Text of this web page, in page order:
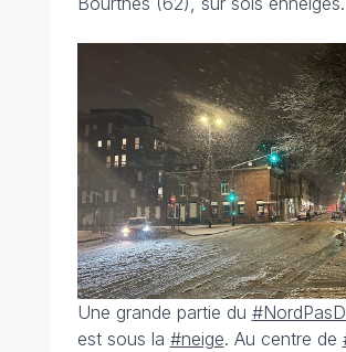
Une grande partie du
est sous la #neige. Au centre de